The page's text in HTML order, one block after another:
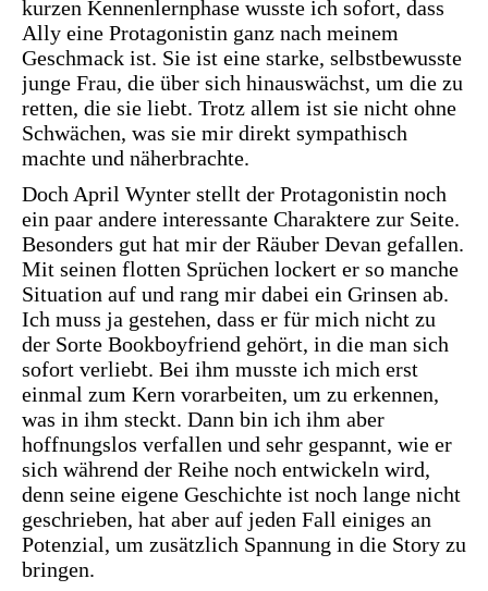
kurzen Kennenlernphase wusste ich sofort, dass
Ally eine Protagonistin ganz nach meinem
Geschmack ist. Sie ist eine starke, selbstbewusste
junge Frau, die über sich hinauswächst, um die zu
retten, die sie liebt. Trotz allem ist sie nicht ohne
Schwächen, was sie mir direkt sympathisch
machte und näherbrachte.
Doch April Wynter stellt der Protagonistin noch
ein paar andere interessante Charaktere zur Seite.
Besonders gut hat mir der Räuber Devan gefallen.
Mit seinen flotten Sprüchen lockert er so manche
Situation auf und rang mir dabei ein Grinsen ab.
Ich muss ja gestehen, dass er für mich nicht zu
der Sorte Bookboyfriend gehört, in die man sich
sofort verliebt. Bei ihm musste ich mich erst
einmal zum Kern vorarbeiten, um zu erkennen,
was in ihm steckt. Dann bin ich ihm aber
hoffnungslos verfallen und sehr gespannt, wie er
sich während der Reihe noch entwickeln wird,
denn seine eigene Geschichte ist noch lange nicht
geschrieben, hat aber auf jeden Fall einiges an
Potenzial, um zusätzlich Spannung in die Story zu
bringen.